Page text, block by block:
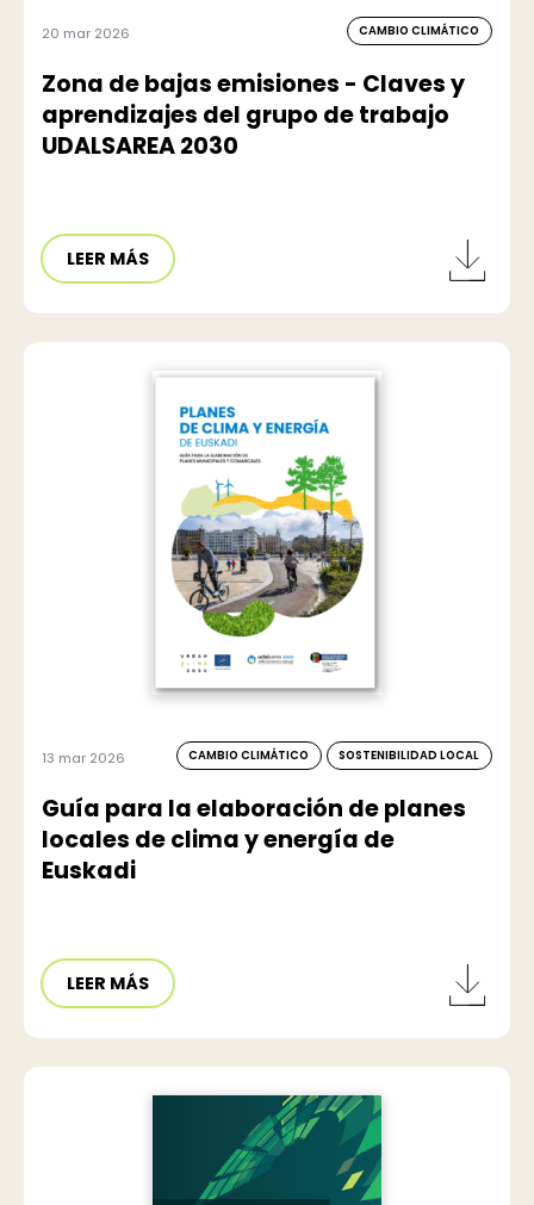
20 mar 2026 CAMBIO CLIMÁTICO
Zona de bajas emisiones - Claves y
aprendizajes del grupo de trabajo
UDALSAREA 2030
LEER MÁS
13 mar 2026 CAMBIO CLIMÁTICO SOSTENIBILIDAD LOCAL
Guía para la elaboración de planes
locales de clima y energía de
Euskadi
LEER MÁS